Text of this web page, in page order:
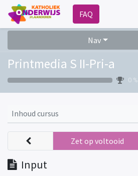
FAQ
Nav
Printmedia S II-Pri-a
0 %
Inhoud cursus
Input
Zet op voltooid